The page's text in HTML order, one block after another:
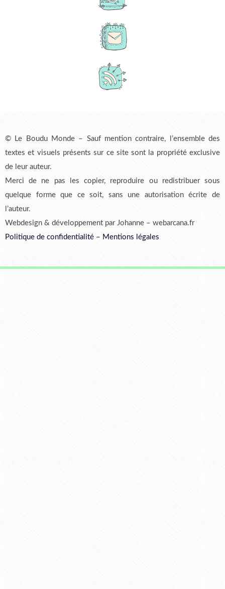
© Le Boudu Monde – Sauf mention contraire, l’ensemble des
textes et visuels présents sur ce site sont la propriété exclusive
de leur auteur.
Merci de ne pas les copier, reproduire ou redistribuer sous
quelque forme que ce soit, sans une autorisation écrite de
l’auteur.
Webdesign & développement par Johanne – webarcana.fr
Politique de confidentialité – Mentions légales